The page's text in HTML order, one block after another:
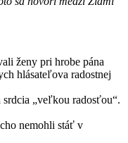
ženy pri hrobe pána
hlásateľova radostnej
„veľkou radosťou“.
nemohli stáť v